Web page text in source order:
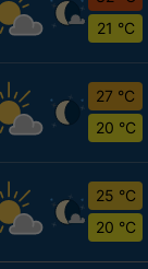
21 °C
27 °C
20 °C
25 °C
20 °C